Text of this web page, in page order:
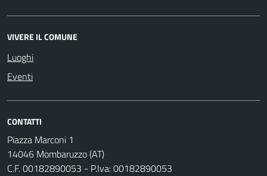
VIVERE IL COMUNE
Luoghi
Eventi
CONTATTI
Piazza Marconi 1
14046 Mombaruzzo (AT)
C.F. 00182890053 - P.Iva: 00182890053